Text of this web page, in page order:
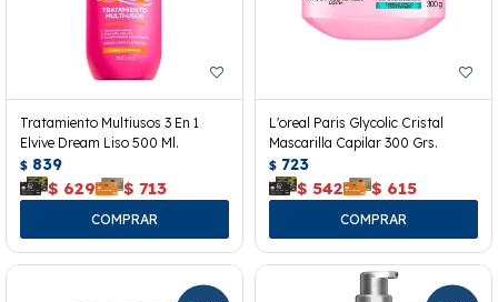
Tratamiento Multiusos 3 En 1
Elvive Dream Liso 500 Ml.
$ 839
$ 629 $ 713
L'oreal Paris Glycolic Cristal
Mascarilla Capilar 300 Grs.
$ 723
$ 542 $ 615